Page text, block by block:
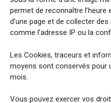
permet de reconnaître
d’une page et de collecter
comme l’adresse IP ou la
Les Cookies, traceurs et
moyens sont conservés pour
mois.
Vous pouvez exercer vos